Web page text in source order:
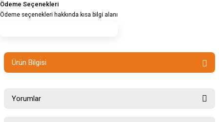
Ödeme Seçenekleri
Ödeme seçenekleri hakkında kısa bilgi alanı
Ürün Bilgisi
Yorumlar